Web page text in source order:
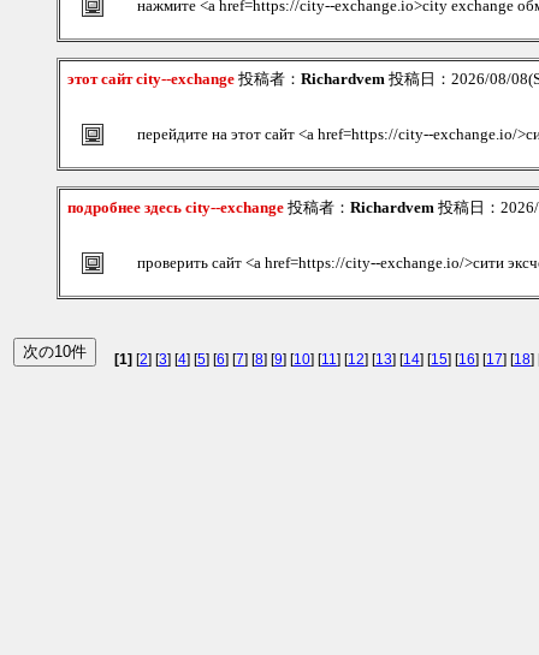
нажмите <a href=https://city--exchange.io>city exchange
этот сайт city--exchange 投稿者： Richardvem 投稿日：2026/08/
перейдите на этот сайт <a href=https://city--exchange.io/
подробнее здесь city--exchange 投稿者： Richardvem 投稿日：
проверить сайт <a href=https://city--exchange.io/>сити
[1] [2] [3] [4] [5] [6] [7] [8] [9] [10] [11] [12] [13] [14] [15] [16] [17] [18]